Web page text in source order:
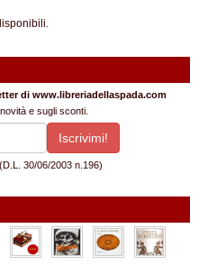
di www.libreriadellaspada.com
e sugli sconti.
30/06/2003 n.196)